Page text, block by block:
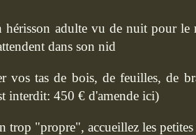
hérisson adulte vu de nuit pour le
dans son nid
vos tas de bois, de feuilles, de
interdit: 450 € d'amende ici)
trop "propre", accueillez les